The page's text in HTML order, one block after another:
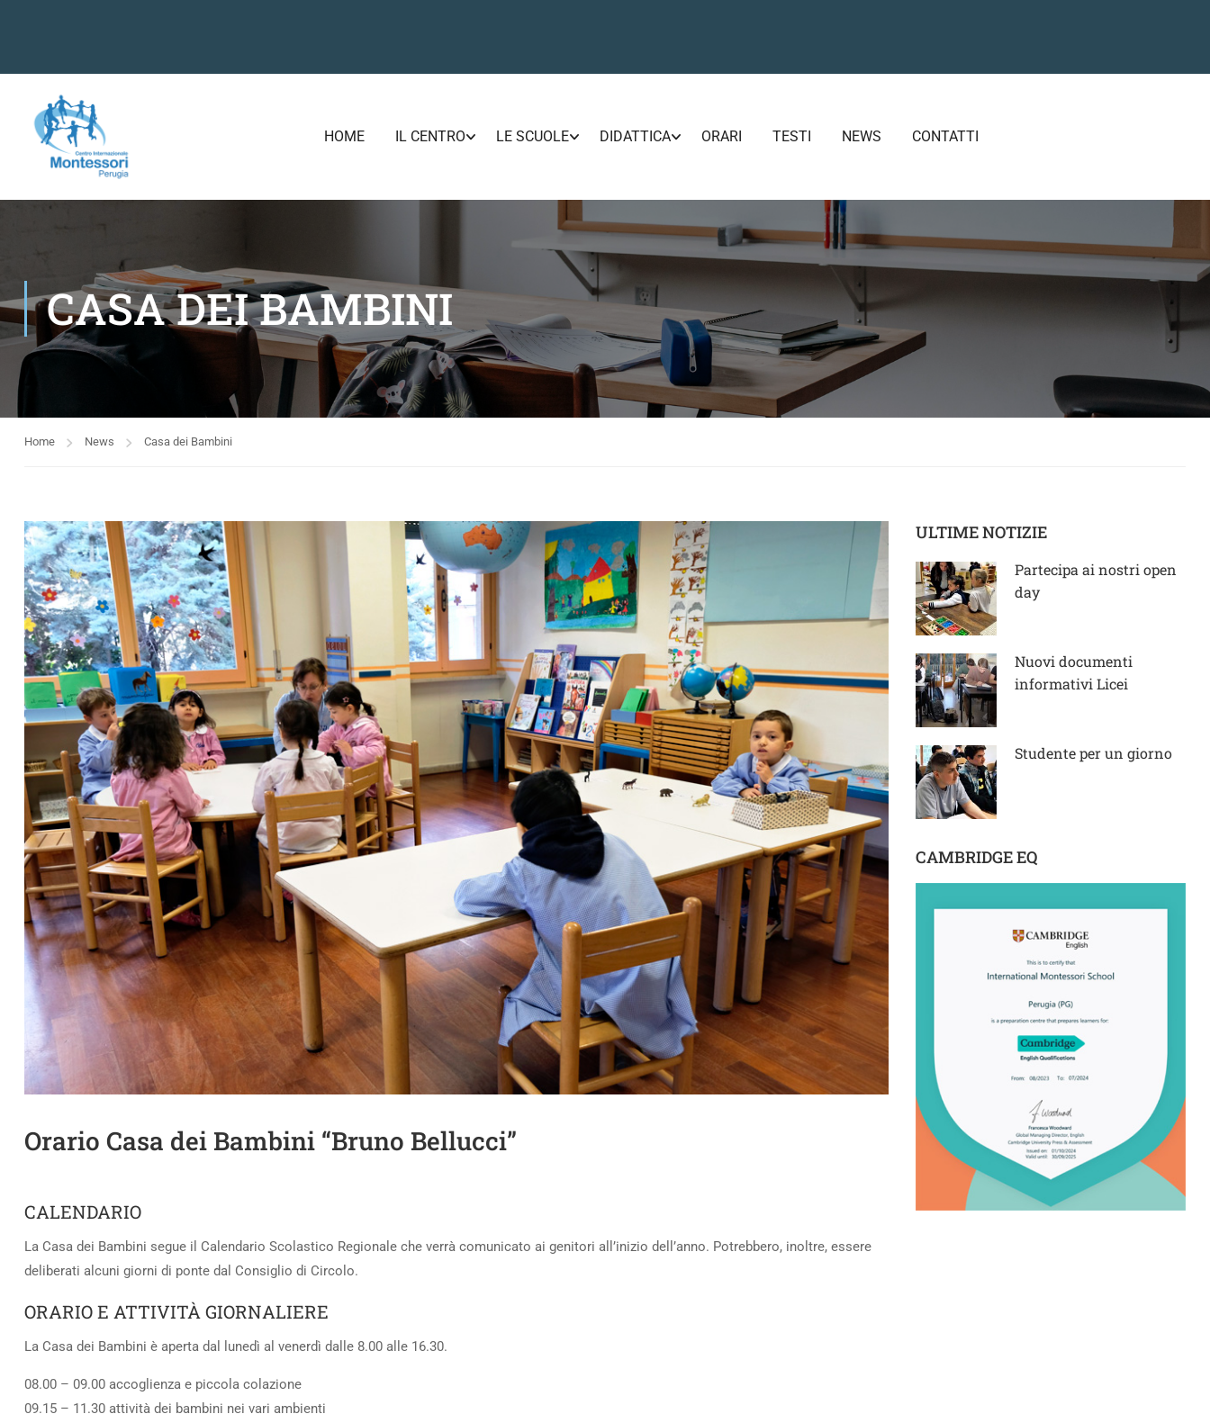
HOME IL CENTRO LE SCUOLE DIDATTICA ORARI TESTI NEWS CONTATTI
CASA DEI BAMBINI
Home News Casa dei Bambini
Orario Casa dei Bambini “Bruno Bellucci”
CALENDARIO
La Casa dei Bambini segue il Calendario Scolastico Regionale che verrà comunicato ai genitori all’inizio dell’anno. Potrebbero, inoltre, essere
deliberati alcuni giorni di ponte dal Consiglio di Circolo.
ORARIO E ATTIVITÀ GIORNALIERE
La Casa dei Bambini è aperta dal lunedì al venerdì dalle 8.00 alle 16.30.
08.00 – 09.00 accoglienza e piccola colazione
09.15 – 11.30 attività dei bambini nei vari ambienti
ULTIME NOTIZIE
Partecipa ai nostri open
day
Nuovi documenti
informativi Licei
Studente per un giorno
CAMBRIDGE EQ